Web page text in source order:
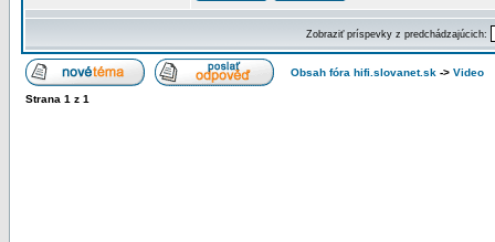
Zobraziť príspevky z predchádzajúcich:
Obsah fóra hifi.slovanet.sk -> Video
Strana 1 z 1